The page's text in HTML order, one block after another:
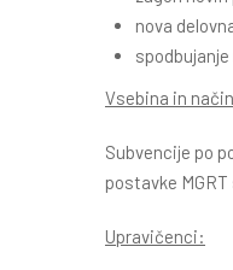
nova
Vsebina in
Subvencije po
postavke
Upravičenci: